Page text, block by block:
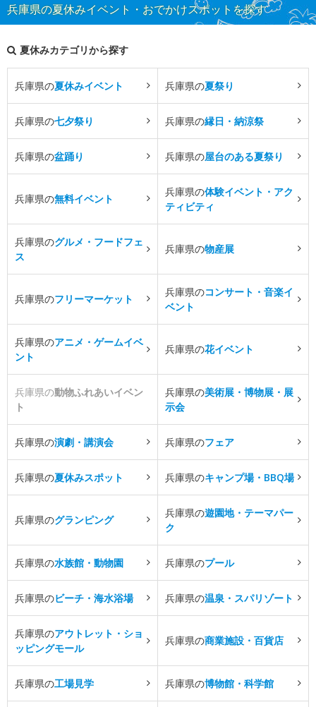
兵庫県の夏休みイベント・おでかけスポットを探す
夏休みカテゴリから探す
兵庫県の夏休みイベント 兵庫県の夏祭り
兵庫県の七夕祭り 兵庫県の縁日・納涼祭
兵庫県の盆踊り 兵庫県の屋台のある夏祭り
兵庫県の無料イベント
兵庫県の体験イベント・アク
ティビティ
兵庫県のグルメ・フードフェ
ス
兵庫県の物産展
兵庫県のフリーマーケット
兵庫県のコンサート・音楽イ
ベント
兵庫県のアニメ・ゲームイベ
ント
兵庫県の花イベント
兵庫県の動物ふれあいイベン
ト
兵庫県の美術展・博物展・展
示会
兵庫県の演劇・講演会 兵庫県のフェア
兵庫県の夏休みスポット 兵庫県のキャンプ場・BBQ場
兵庫県のグランピング
兵庫県の遊園地・テーマパー
ク
兵庫県の水族館・動物園 兵庫県のプール
兵庫県のビーチ・海水浴場 兵庫県の温泉・スパリゾート
兵庫県のアウトレット・ショ
ッピングモール
兵庫県の商業施設・百貨店
兵庫県の工場見学 兵庫県の博物館・科学館